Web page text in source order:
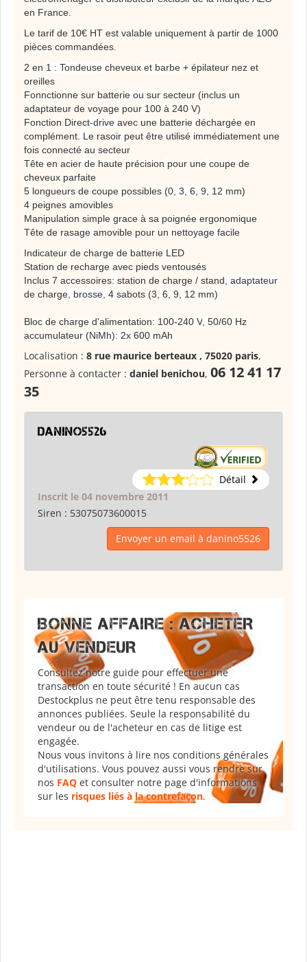
en France.
Le tarif de 10€ HT est valable uniquement à partir de 1000
pièces commandées.
2 en 1 : Tondeuse cheveux et barbe + épilateur nez et
oreilles
Fonnctionne sur batterie ou sur secteur (inclus un
adaptateur de voyage pour 100 à 240 V)
Fonction Direct-drive avec une batterie déchargée en
complément. L e rasoir peut être utilisé immédiatement une
fois connecté au secteur
Tête en acier de haute précision pour une coupe de
cheveux parfaite
5 longueurs de coupe possibles (0, 3, 6 , 9, 12 mm)
4 peignes amovibles
Manipulation simple grace à sa poignée ergonomique
Tête de rasage amovible pour un nettoyage facile
Indicateur de charge de batterie LED
Station de recharge avec pieds ventousés
Inclus 7 accessoires: station de charge / stand , adaptateur
de charge , brosse, 4 sabots (3, 6, 9, 12 mm)
Bloc de charge d'alimentation: 100-240 V 50/60 Hz
accumulateur (NiMh): 2x 600 mAh
Localisation : 8 rue maurice berteaux , 75020 paris,
Personne à contacter : daniel benichou, 06 12 41 17
35
danino5526
Détail
Inscrit le 04 novembre 2011
Siren : 53075073600015
Envoyer un email à danino5526
BONNE AFFAIRE : ACHETER
AU VENDEUR
Consultez notre guide pour effectuer une
transaction en toute sécurité ! En aucun cas
Destockplus ne peut être tenu responsable des
annonces publiées. Seule la responsabilité du
vendeur ou de l'acheteur en cas de litige est
engagée.
Nous vous invitons à lire nos conditions générales
d'utilisations. Vous pouvez aussi vous rendre sur
nos FAQ et consulter notre page d'informations
sur les risques liés à la contrefaçon.